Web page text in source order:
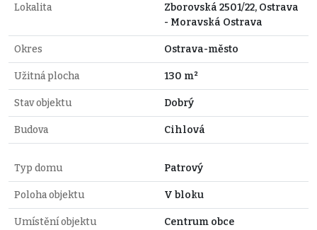
Lokalita
Zborovská 2501/22, Ostrava
- Moravská Ostrava
Okres Ostrava-město
Užitná plocha 130 m²
Stav objektu Dobrý
Budova Cihlová
Typ domu Patrový
Poloha objektu V bloku
Umístění objektu Centrum obce